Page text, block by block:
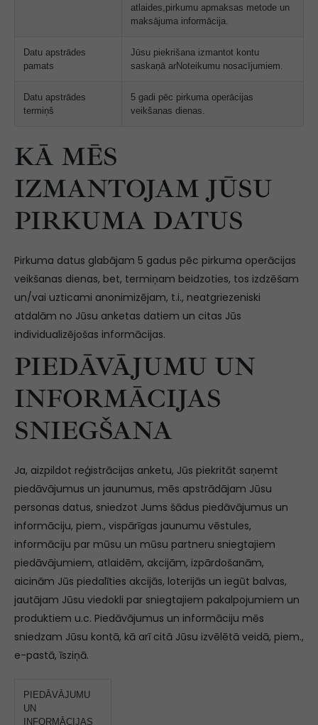
atlaides,pirkumu apmaksas metode un
maksājuma informācija.
Datu apstrādes
pamats
Jūsu piekrišana izmantot kontu
saskaņā arNoteikumu nosacījumiem.
Datu apstrādes
termiņš
5 gadi pēc pirkuma operācijas
veikšanas dienas.
KĀ MĒS
IZMANTOJAM JŪSU
PIRKUMA DATUS
Pirkuma datus glabājam 5 gadus pēc pirkuma operācijas
veikšanas dienas, bet, termiņam beidzoties, tos izdzēšam
un/vai uzticami anonimizējam, t.i., neatgriezeniski
atdalām no Jūsu anketas datiem un citas Jūs
individualizējošas informācijas.
PIEDĀVĀJUMU UN
INFORMĀCIJAS
SNIEGŠANA
Ja, aizpildot reģistrācijas anketu, Jūs piekritāt saņemt
piedāvājumus un jaunumus, mēs apstrādājam Jūsu
personas datus, sniedzot Jums šādus piedāvājumus un
informāciju, piem., vispārīgas jaunumu vēstules,
informāciju par mūsu un mūsu partneru sniegtajiem
piedāvājumiem, atlaidēm, akcijām, izpārdošanām,
aicinām Jūs piedalīties akcijās, loterijās un iegūt balvas,
jautājam Jūsu viedokli par sniegtajiem pakalpojumiem un
produktiem u.c. Piedāvājumus un informāciju mēs
sniedzam Jūsu kontā, kā arī citā Jūsu izvēlētā veidā, piem.,
e-pastā, īsziņā.
PIEDĀVĀJUMU
UN
INFORMĀCIJAS